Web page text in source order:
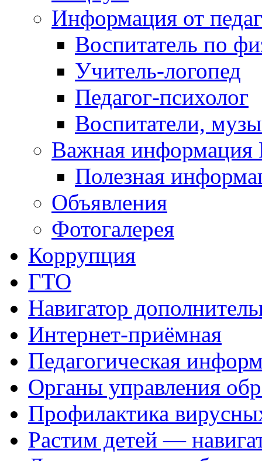
Информация от
Воспитатель по
Учитель-логопед
Педагог-психолог
Воспитатели,
Важная
Полезная
Объявления
Фотогалерея
Коррупция
ГТО
Навигатор
Интернет-приёмная
Педагогическая
Органы управления
Профилактика
Растим детей —